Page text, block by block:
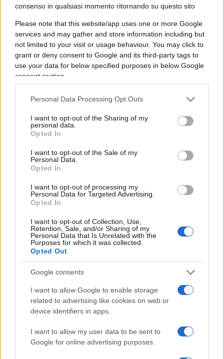
consenso in qualsiasi momento ritornando su questo sito
Please note that this website/app uses one or more Google
services and may gather and store information including but
not limited to your visit or usage behaviour. You may click to
grant or deny consent to Google and its third-party tags to
use your data for below specified purposes in below Google
consent section.
Personal Data Processing Opt Outs
I want to opt-out of the Sharing of my
personal data.
Opted In
I want to opt-out of the Sale of my
Personal Data.
Opted In
I want to opt-out of processing my
Personal Data for Targeted Advertising.
Opted In
I want to opt-out of Collection, Use,
Retention, Sale, and/or Sharing of my
Personal Data that Is Unrelated with the
Purposes for which it was collected.
Opted Out
Google consents
I want to allow Google to enable storage
related to advertising like cookies on web or
device identifiers in apps.
I want to allow my user data to be sent to
Google for online advertising purposes.
Attenzione, non sarà in un primo momento una
moneta circolante. Si pensa infatti ad un percorso
simile a quando fu creato l’ECU (a volte detto
scudo), la moneta che veniva utilizzatasolo negli
scambi commercialiquando ancora l’Unione
monetaria non esisteva e l’Ue e si chiamava
Comunità economica europea.
scambi nei mercati finanziari
ricorderanno come azioni e obbligazioni abbiano
iniziato ad essere scambiate in Euro già prima
dell’entrata in circolazione della vera e propria
Ovviamente questa moneta avrà bisogno di un
certo lasso di tempo per
stabilesui mercati, prerequisito per entrare in
Gold Standard
Un’altra nota molto importante: il valore di questa